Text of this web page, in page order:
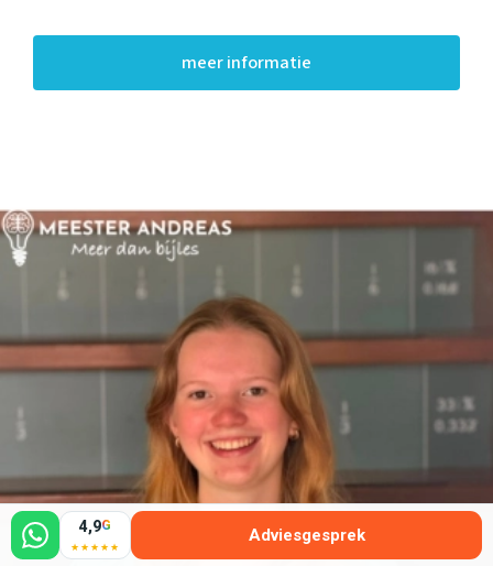
meer informatie
4,9G
★★★★★
Adviesgesprek